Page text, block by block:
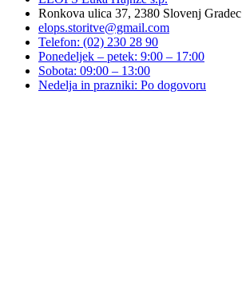
Ronkova ulica 37, 2380 Slovenj Gradec
elops.storitve@gmail.com
Telefon: (02) 230 28 90
Ponedeljek – petek: 9:00 – 17:00
Sobota: 09:00 – 13:00
Nedelja in prazniki: Po dogovoru